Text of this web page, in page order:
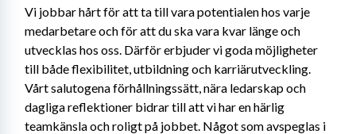
Vi jobbar hårt för att ta till vara potentialen hos varje
medarbetare och för att du ska vara kvar länge och
utvecklas hos oss. Därför erbjuder vi goda möjligheter
till både flexibilitet, utbildning och karriärutveckling.
Vårt salutogena förhållningssätt, nära ledarskap och
dagliga reflektioner bidrar till att vi har en härlig
teamkänsla och roligt på jobbet. Något som avspeglas i